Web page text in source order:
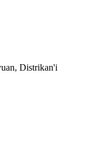
Distrikan'i